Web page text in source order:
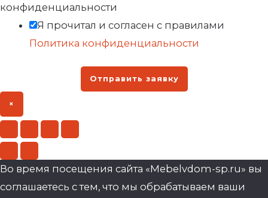
конфиденциальности
Я прочитал и согласен с правилами
Политика конфиденциальности
Отправить заявку
×
Во время посещения сайта «Mebelvdom-sp.ru» вы
соглашаетесь с тем, что мы обрабатываем ваши